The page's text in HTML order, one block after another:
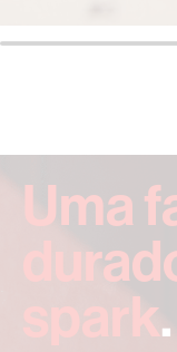
Uma
‍spark.